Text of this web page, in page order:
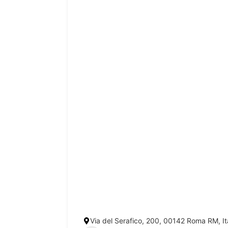
Via del Serafico, 200, 00142 Roma RM,